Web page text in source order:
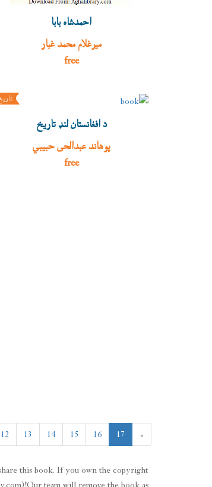
احمدشاه بابا
میرغلام محمد غبار
free
د افغانستان لنډ تاریخ
پوهاند عبدالحی حبیبي
free
د افغانستان خلص معاصر تاريخ
زلمی سالار
د کتاب قیمت: $
12 13 14 15 16 17 »
this book. If you own the copyright